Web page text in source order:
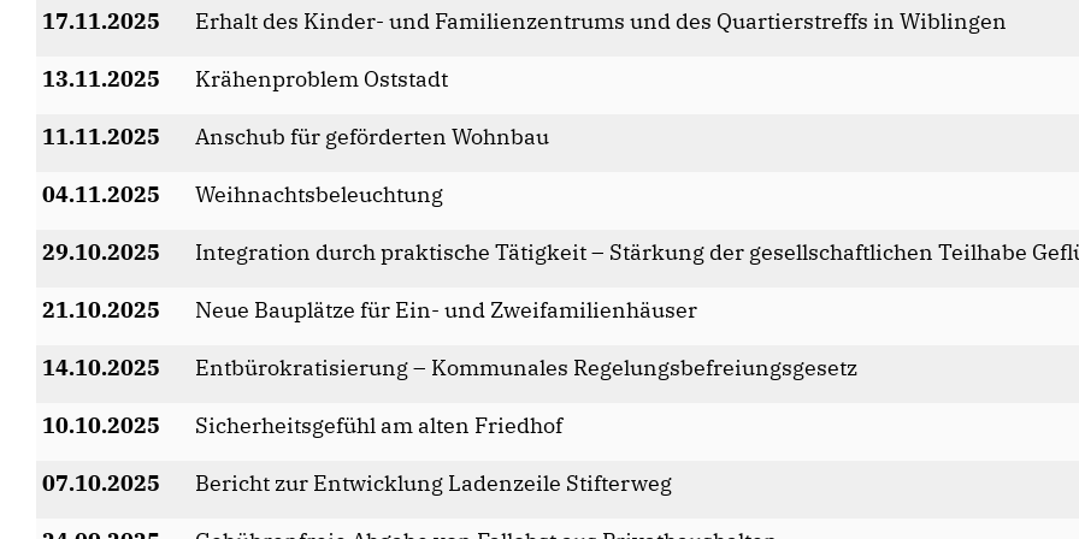
17.11.2025 Erhalt des Kinder- und Familienzentrums und des Quartierstreffs in Wiblingen
13.11.2025 Krähenproblem Oststadt
11.11.2025 Anschub für geförderten Wohnbau
04.11.2025 Weihnachtsbeleuchtung
29.10.2025 Integration durch praktische Tätigkeit – Stärkung der gesellschaftlichen Teilhabe
21.10.2025 Neue Bauplätze für Ein- und Zweifamilienhäuser
14.10.2025 Entbürokratisierung – Kommunales Regelungsbefreiungsgesetz
10.10.2025 Sicherheitsgefühl am alten Friedhof
07.10.2025 Bericht zur Entwicklung Ladenzeile Stifterweg